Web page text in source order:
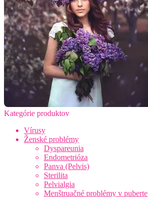
Kategórie produktov
Vírusy
Ženské problémy
Dyspareunia
Endometrióza
Panva (Pelvis)
Sterilita
Pelvialgia
Menštruačné problémy v puberte